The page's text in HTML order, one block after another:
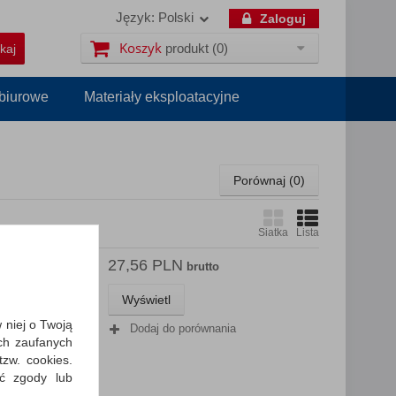
Zaloguj
Język: Polski
Koszyk produkt (0)
Materiały eksploatacyjne
Porównaj (0)
Siatka Lista
27,56 PLN brutto
Wyświetl
Dodaj do porównania
niej o Twoją
zaufanych
cookies.
zgody lub